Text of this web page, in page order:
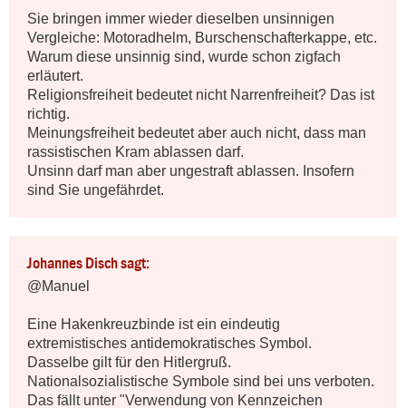
Sie bringen immer wieder dieselben unsinnigen
Vergleiche: Motoradhelm, Burschenschafterkappe, etc.
Warum diese unsinnig sind, wurde schon zigfach
erläutert.
Religionsfreiheit bedeutet nicht Narrenfreiheit? Das ist
richtig.
Meinungsfreiheit bedeutet aber auch nicht, dass man
rassistischen Kram ablassen darf.
Unsinn darf man aber ungestraft ablassen. Insofern
sind Sie ungefährdet.
Johannes Disch sagt:
@Manuel
Eine Hakenkreuzbinde ist ein eindeutig
extremistisches antidemokratisches Symbol.
Dasselbe gilt für den Hitlergruß.
Nationalsozialistische Symbole sind bei uns verboten.
Das fällt unter "Verwendung von Kennzeichen